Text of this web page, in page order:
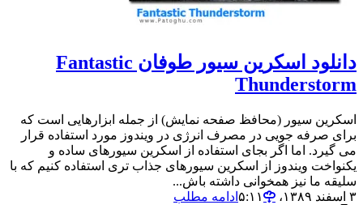
دانلود اسکرین سیور طوفان Fantastic
Thunderstorm
اسکرین سیور (محافظ صفحه نمایش) از جمله ابزارهایی است که
برای صرفه جویی در مصرف انرژی در ویندوز مورد استفاده قرار
می گیرد. اما اگر بجای استفاده از اسکرین سیورهای ساده و
یکنواخت ویندوز از اسکرین سیورهای جذاب تری استفاده کنیم که با
سلیقه ما نیز همخوانی داشته باش...
۳ اسفند ۱۳۸۹،‏ ۵:۱۱
ادامه مطلب